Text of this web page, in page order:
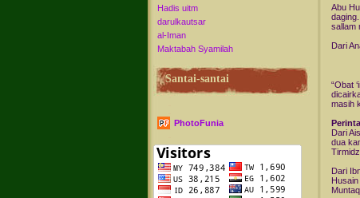
Hadis uitm
darulkautsar
al-Iman
Maktabah Syamilah
Santai-santai
PhotoFunia
Abu
sallam
Dari
“Obat
masih
Dari
dua
Dari